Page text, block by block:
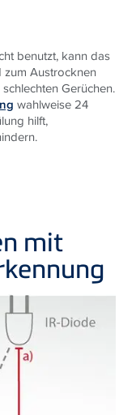
benutzt, kann das
Austrocknen
Gerüchen.
wahlweise 24
hilft,
mit